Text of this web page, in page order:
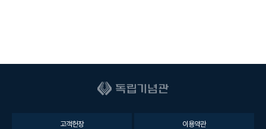
고객헌장 이용약관